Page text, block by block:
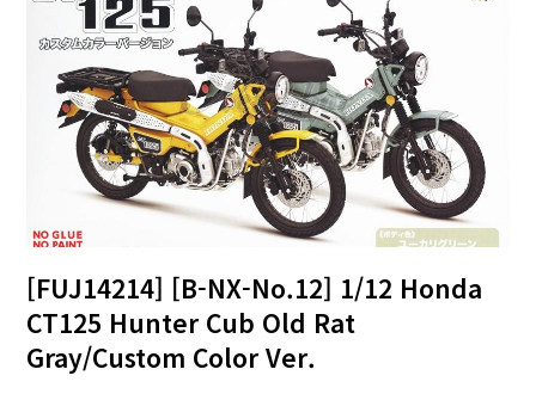
[FUJ14214] [B-NX-No.12] 1/12 Honda
CT125 Hunter Cub Old Rat
Gray/Custom Color Ver.